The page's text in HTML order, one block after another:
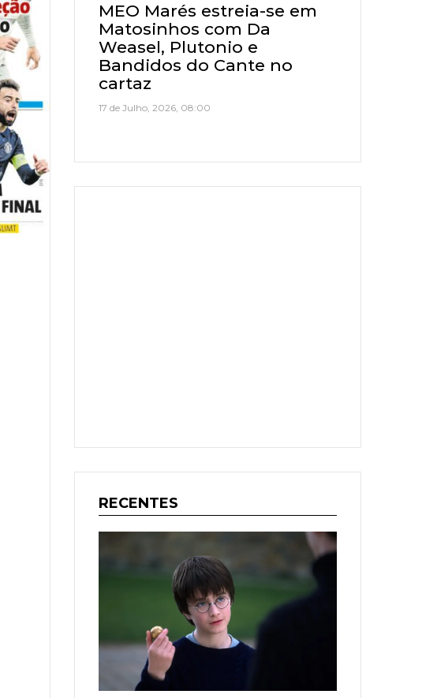
MEO Marés estreia-se em
Matosinhos com Da
Weasel, Plutonio e
Bandidos do Cante no
cartaz
17 de Julho, 2026, 08:00
RECENTES